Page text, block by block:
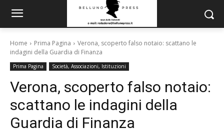
Home Prima Pagina
Verona, scoperto falso notaio: scattano le
indagini della Guardia di Finanza
Prima Pagina Società, Associazioni, Istituzioni
Verona, scoperto falso notaio:
scattano le indagini della
Guardia di Finanza